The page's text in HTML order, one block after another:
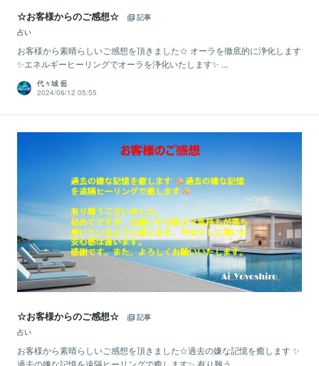
☆お客様からのご感想☆
記事
占い
お客様から素晴らしいご感想を頂きました☆ オーラを徹底的に浄化します
✨エネルギーヒーリングでオーラを浄化いたします✨ ...
代々城 藍
2024/06/12 05:55
☆お客様からのご感想☆
記事
占い
お客様から素晴らしいご感想を頂きました☆過去の嫌な記憶を癒します ✨
過去の嫌な記憶を遠隔ヒーリングで癒します✨ 有り難う...